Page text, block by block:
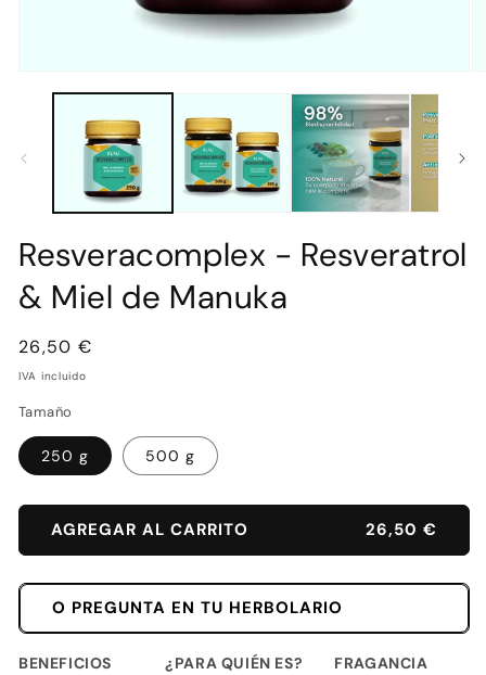
elemento
una
Resveracomplex - Resveratrol
& Miel de Manuka
Precio
habitual
26,50 €
IVA incluido
Tamaño
250 g 500 g
AGREGAR AL CARRITO 26,50 €
O PREGUNTA EN TU HERBOLARIO
BENEFICIOS
¿PARA QUIÉN ES?
FRAGANCIA